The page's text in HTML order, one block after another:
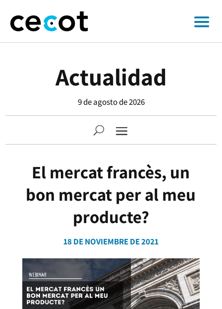
Actualidad
9 de agosto de 2026
El mercat francès, un
bon mercat per al meu
producte?
18 DE NOVIEMBRE DE 2021